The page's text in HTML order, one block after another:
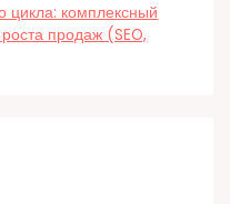
цикла: комплексный
продаж (SEO,